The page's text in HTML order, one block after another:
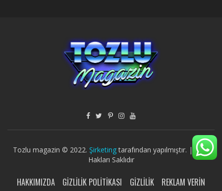
Tozlu magazin © 2022. Şirketingtarafından yapılmıştır. | Tüm
Hakları Saklıdır
HAKKIMIZDA GIZLILIK POLITIKASI GIZLILIK
REKLAM VERIN